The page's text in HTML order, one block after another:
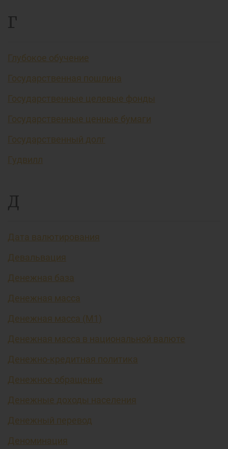
Г
Глубокое обучение
Государственная пошлина
Государственные целевые фонды
Государственные ценные бумаги
Государственный долг
Гудвилл
Д
Дата валютирования
Девальвация
Денежная база
Денежная масса
Денежная масса (М1)
Денежная масса в национальной валюте
Денежно-кредитная политика
Денежное обращение
Денежные доходы населения
Денежный перевод
Деноминация